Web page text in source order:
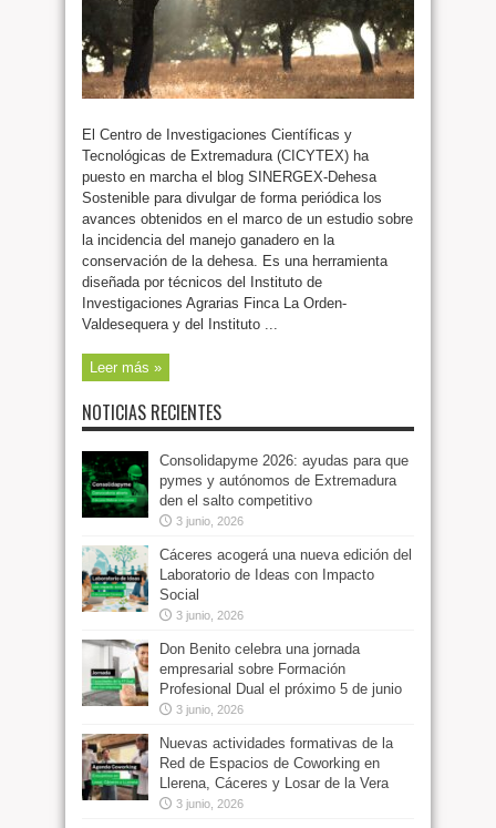
El Centro de Investigaciones Científicas y
Tecnológicas de Extremadura (CICYTEX) ha
puesto en marcha el blog SINERGEX-Dehesa
Sostenible para divulgar de forma periódica los
avances obtenidos en el marco de un estudio sobre
la incidencia del manejo ganadero en la
conservación de la dehesa. Es una herramienta
diseñada por técnicos del Instituto de
Investigaciones Agrarias Finca La Orden-
Valdesequera y del Instituto ...
Leer más »
NOTICIAS RECIENTES
Consolidapyme 2026: ayudas para que
pymes y autónomos de Extremadura
den el salto competitivo
3 junio, 2026
Cáceres acogerá una nueva edición del
Laboratorio de Ideas con Impacto
Social
3 junio, 2026
Don Benito celebra una jornada
empresarial sobre Formación
Profesional Dual el próximo 5 de junio
3 junio, 2026
Nuevas actividades formativas de la
Red de Espacios de Coworking en
Llerena, Cáceres y Losar de la Vera
3 junio, 2026